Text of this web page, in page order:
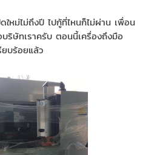
ใหม่ไม่ถึงปี ไปกู้ที่ไหนก็ไม่ผ่าน เพื่อน
ริษัทเราครับ ตอนนี้เครื่องถึงมือ
ยบร้อยแล้ว